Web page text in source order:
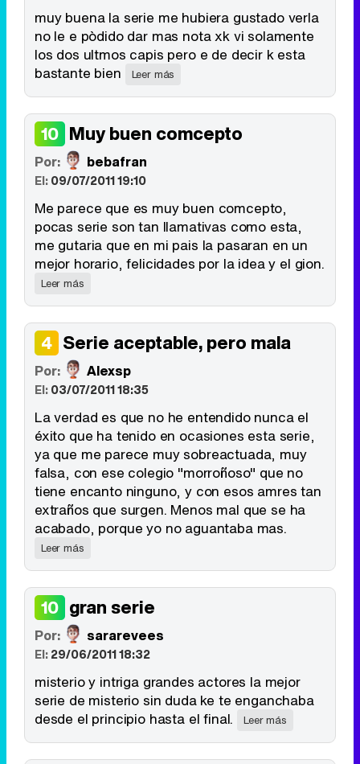
muy buena la serie me hubiera gustado verla
no le e pòdido dar mas nota xk vi solamente
los dos ultmos capis pero e de decir k esta
bastante bien
Leer más
10 Muy buen comcepto
Por: bebafran
El:09/07/2011 19:10
Me parece que es muy buen comcepto,
pocas serie son tan llamativas como esta,
me gutaria que en mi pais la pasaran en un
mejor horario, felicidades por la idea y el gion.
Leer más
4 Serie aceptable, pero mala
Por: Alexsp
El:03/07/2011 18:35
La verdad es que no he entendido nunca el
éxito que ha tenido en ocasiones esta serie,
ya que me parece muy sobreactuada, muy
falsa, con ese colegio "morroñoso" que no
tiene encanto ninguno, y con esos amres tan
extraños que surgen. Menos mal que se ha
acabado, porque yo no aguantaba mas.
Leer más
10 gran serie
Por: sararevees
El:29/06/2011 18:32
misterio y intriga grandes actores la mejor
serie de misterio sin duda ke te enganchaba
desde el principio hasta el final.
Leer más